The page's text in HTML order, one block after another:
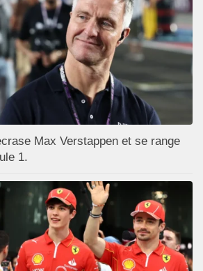
Max Verstappen et se range
1.